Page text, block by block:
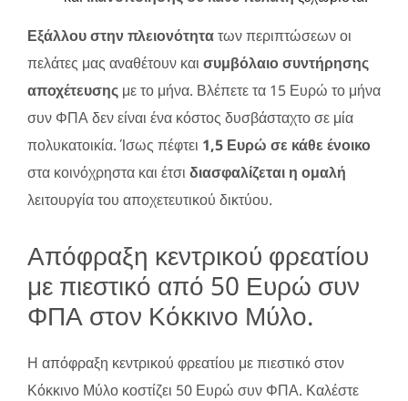
Εξάλλου στην πλειονότητατων περιπτώσεων οι
πελάτες μας αναθέτουν και συμβόλαιο συντήρησης
αποχέτευσης με το μήνα. Βλέπετε τα 15 Ευρώ το μήνα
συν ΦΠΑ δεν είναι ένα κόστος δυσβάσταχτο σε μία
πολυκατοικία. Ίσως πέφτει 1,5 Ευρώ σε κάθε ένοικο
στα κοινόχρηστα και έτσι διασφαλίζεται η ομαλή
λειτουργία του αποχετευτικού δικτύου.
Απόφραξη κεντρικού φρεατίου
με πιεστικό από 50 Ευρώ συν
ΦΠΑ στον Κόκκινο Μύλο.
Η απόφραξη κεντρικού φρεατίου με πιεστικό στον
Κόκκινο Μύλο κοστίζει 50 Ευρώ συν ΦΠΑ. Καλέστε